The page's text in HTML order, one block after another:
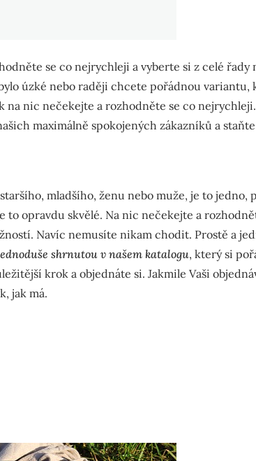
se co nejrychleji a vyberte si z celé řady
úzké nebo raději chcete pořádnou variantu,
na nic nečekejte a rozhodněte se co nejrychleji.
maximálně spokojených zákazníků a
mladšího, ženu nebo muže, je to jedno,
to opravdu skvělé. Na nic nečekejte a
Navíc nemusíte nikam chodit. Prostě a
shrnutou v našem katalogu, který si
krok a objednáte si. Jakmile Vaši
jak má.